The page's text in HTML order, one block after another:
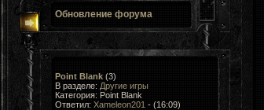
Обновление форума
Point Blank(3)
В разделе: Другие игры
Категория: Point Blank
Ответил: Xameleon201 - (16:09)